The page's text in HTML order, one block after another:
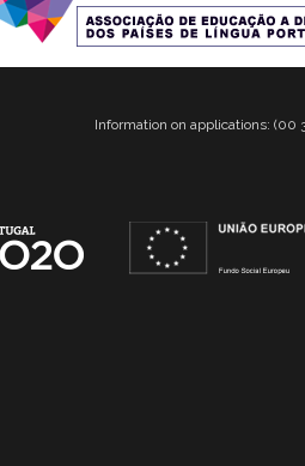
Information on applications: (00